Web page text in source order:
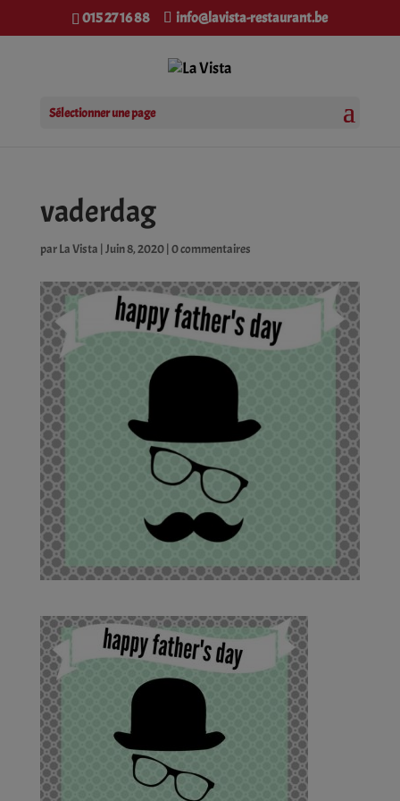
015 27 16 88 info@lavista-restaurant.be
Sélectionner une page
vaderdag
parLa Vista | Juin 8, 2020| 0 commentaires
modal-check